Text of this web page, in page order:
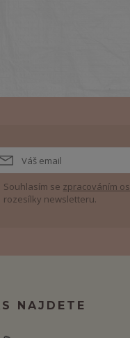
Souhlasím se zpracováním
rozesílky newsletteru.
NAJDETE